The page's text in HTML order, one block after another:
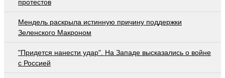
протестов
Мендель раскрыла истинную причину поддержки
Зеленского Макроном
"Придется нанести удар". На Западе высказались о войне
с Россией